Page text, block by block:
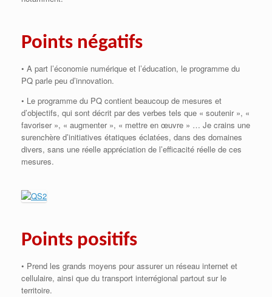
Points négatifs
• A part l’économie numérique et l’éducation, le programme du
PQ parle peu d’innovation.
• Le programme du PQ contient beaucoup de mesures et
d’objectifs, qui sont décrit par des verbes tels que « soutenir », «
favoriser », « augmenter », « mettre en œuvre » … Je crains une
surenchère d’initiatives étatiques éclatées, dans des domaines
divers, sans une réelle appréciation de l’efficacité réelle de ces
mesures.
Points positifs
• Prend les grands moyens pour assurer un réseau internet et
cellulaire, ainsi que du transport interrégional partout sur le
territoire.